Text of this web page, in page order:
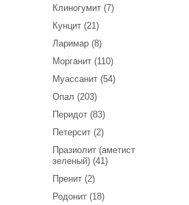
Клиногумит (7)
Кунцит (21)
Ларимар (8)
Морганит (110)
Муассанит (54)
Опал (203)
Перидот (83)
Петерсит (2)
Празиолит (аметист
зеленый) (41)
Пренит (2)
Родонит (18)